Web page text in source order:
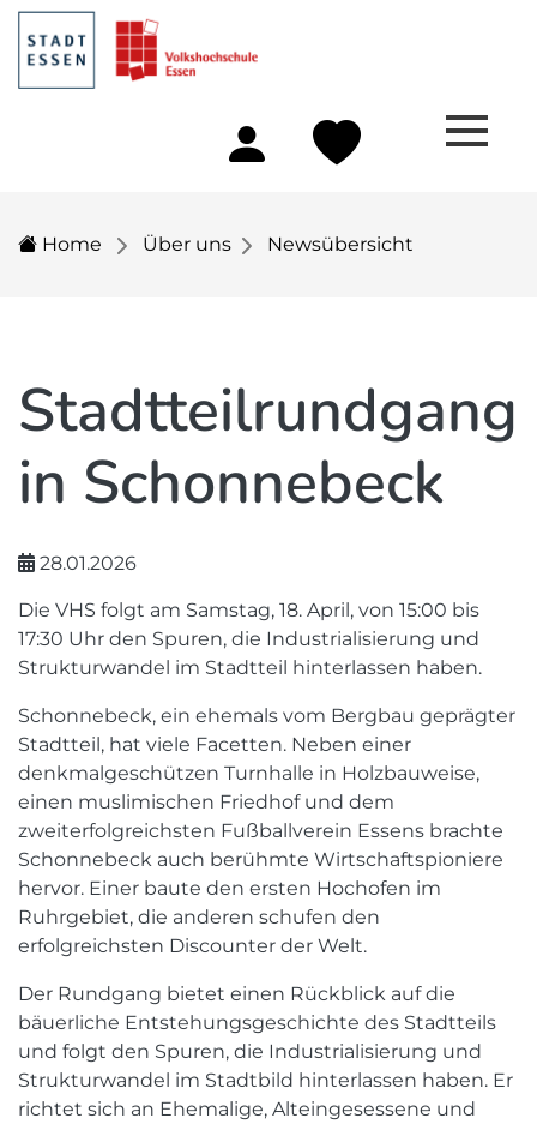
Home Über uns Newsübersicht
Stadtteilrundgang
in Schonnebeck
28.01.2026
Die VHS folgt am Samstag, 18. April, von 15:00 bis
17:30 Uhr den Spuren, die Industrialisierung und
Strukturwandel im Stadtteil hinterlassen haben.
Schonnebeck, ein ehemals vom Bergbau geprägter
Stadtteil, hat viele Facetten. Neben einer
denkmalgeschützen Turnhalle in Holzbauweise,
einen muslimischen Friedhof und dem
zweiterfolgreichsten Fußballverein Essens brachte
Schonnebeck auch berühmte Wirtschaftspioniere
hervor. Einer baute den ersten Hochofen im
Ruhrgebiet, die anderen schufen den
erfolgreichsten Discounter der Welt.
Der Rundgang bietet einen Rückblick auf die
bäuerliche Entstehungsgeschichte des Stadtteils
und folgt den Spuren, die Industrialisierung und
Strukturwandel im Stadtbild hinterlassen haben. Er
richtet sich an Ehemalige, Alteingesessene und